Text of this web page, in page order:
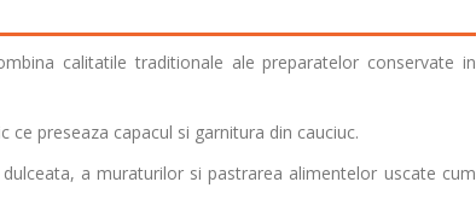
calitatile traditionale ale preparatelor conservate in
preseaza capacul si garnitura din cauciuc.
a muraturilor si pastrarea alimentelor uscate cum